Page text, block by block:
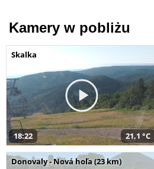
Kamery w pobliżu
Skalka
18:22 21,1 °C
Donovaly - Nová hoľa (23 km)